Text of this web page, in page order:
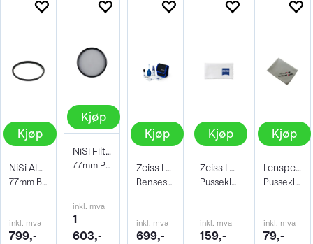
Kjøp
NiSi AIR Protector Filter 77mm
77mm Beskyttelsesfilter
inkl. mva
799,-
Kjøp
NiSi Filter Circ Polarizer True Color 77
77mm Pro Nano Pola Filter
inkl. mva
1
603,-
Kjøp
Zeiss Lens Cleaning Kit
Rensesett for objektiv og kamera
inkl. mva
699,-
Kjøp
Zeiss Lens Cleaning Microfibre Cloth
Pusseklut
inkl. mva
159,-
Kjøp
Lenspen Photo Microklear Cloth
Pusseklut i microfiber
inkl. mva
79,-